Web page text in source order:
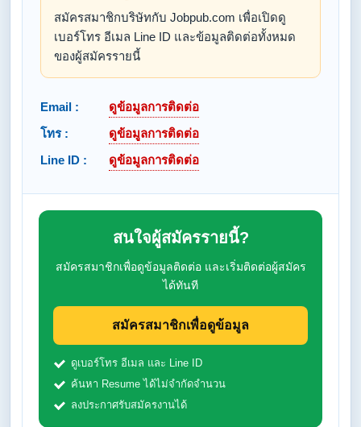
สมัครสมาชิกบริษัทกับ Jobpub.com เพื่อเปิดดู
เบอร์โทร อีเมล Line ID และข้อมูลติดต่อทั้งหมด
ของผู้สมัครรายนี้
Email :
ดูข้อมูลการติดต่อ
โทร :
ดูข้อมูลการติดต่อ
Line ID :
ดูข้อมูลการติดต่อ
สนใจผู้สมัครรายนี้?
สมัครสมาชิกเพื่อดูข้อมูลติดต่อ และเริ่มติดต่อผู้สมัคร
ได้ทันที
สมัครสมาชิกเพื่อดูข้อมูล
ดูเบอร์โทร อีเมล และ Line ID
ค้นหา Resume ได้ไม่จำกัดจำนวน
ลงประกาศรับสมัครงานได้